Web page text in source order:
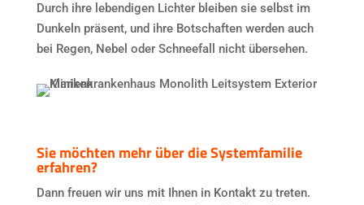
Durch ihre lebendigen Lichter bleiben sie selbst im
Dunkeln präsent, und ihre Botschaften werden auch
bei Regen, Nebel oder Schneefall nicht übersehen.
Sie möchten mehr über die Systemfamilie
erfahren?
Dann freuen wir uns mit Ihnen in Kontakt zu treten.